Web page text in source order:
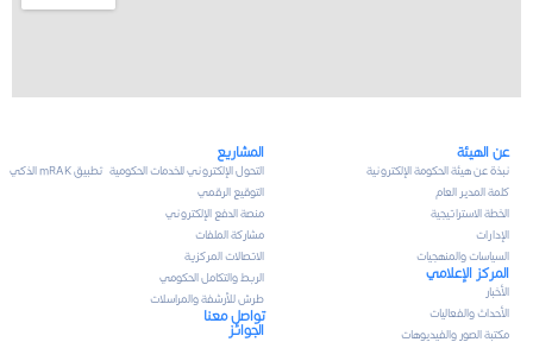
عن الهيئة
نبذة عن هيئة الحكومة الإلكترونية
كلمة المدير العام
الخطة الاستراتيجية
الإدارات
السياسات والمنهجيات
المركز الإعلامي
الأخبار
الأحداث والفعاليات
مكتبة الصور والفيديوهات
المشاريع
التحول الإلكتروني للخدمات الحكومية تطبيق mRAK الذكي
التوقيع الرقمي
منصة الدفع الإلكتروني
مشاركة الملفات
الاتصالات المركزية
الربط والتكامل الحكومي
طرش للأرشفة والمراسلات
تواصل معنا
الجوائز